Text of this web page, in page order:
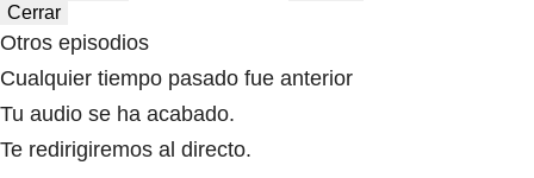
Cerrar
Otros episodios
Cualquier tiempo pasado fue anterior
Tu audio se ha acabado.
Te redirigiremos al directo.